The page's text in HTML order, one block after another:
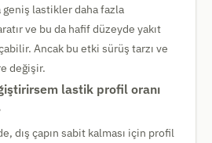
lastikler daha fazla
ve bu da hafif düzeyde yakıt
Ancak bu etki sürüş tarzı ve
değişir.
lastik profil oranı
dış çapın sabit kalması için profil